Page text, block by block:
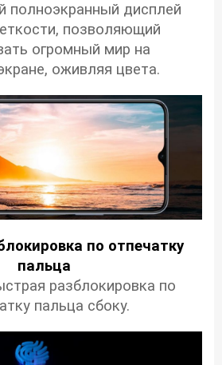
полноэкранный дисплей
позволяющий
огромный мир на
оживляя цвета.
по отпечатку
пальца
разблокировка по
пальца сбоку.